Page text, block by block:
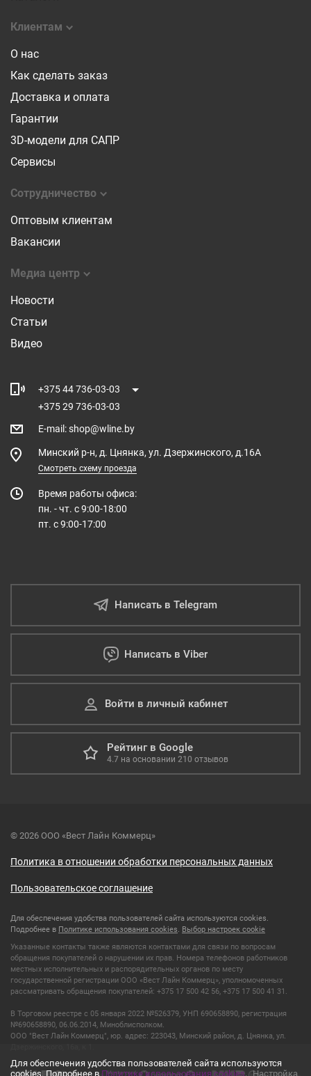
Клиентам
О нас
Как сделать заказ
Доставка и оплата
Гарантии
3D-модели для САПР
Сервисы
Сотрудничество
Оптовым клиентам
Вакансии
Медиа центр
Новости
Статьи
Видео
+375 44 736-03-03
+375 29 736-03-03
E-mail :shop@wline.by
Минский р-н, д. Цнянка, ул. Дзержинского, д.16А
Смотреть схему проезда
Время работы офиса:
пн. - чт. с 9:00-18:00
пт. с 9:00-17:00
Написать в Telegram
Написать в Viber
Войти в личный кабинет
Рейтинг в Google
4.7 на основании 210 отзывов
© 2026 ООО «Вест Лайн Коммерц»
Политика в отношении обработки персональных данных
Пользовательское соглашение
Для обеспечения удобства пользователей сайта используются cookies.
Подробнее в Политике использования cookies. Выбор настроек cookie
Указанные контакты также являются контактами для связи по вопросам
обращения покупателей о нарушении их прав. Номера телефонов работников
местных исполнительных и распорядительных органов по месту
государственной регистрации ООО «Вест Лайн Коммерц», уполномоченных
рассматривать обращения покупателей: +375 17 500 42 56, +375 17 500 41 31.
В Торговом реестре с 05 января 2022 №526379, УНП 690658890, регистрация
№690658890, 06.06.2014, Миноблисполком.
ООО "Вест Лайн Коммерц", юр. адрес: 223043, Минский район, д. Цнянка, ул.
Для обеспечения удобства пользователей сайта используются
cookies. Подробнее в Политике использования cookies. Настройка